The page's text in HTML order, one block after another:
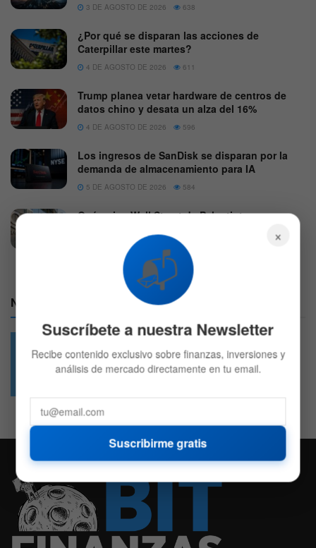
3 DE AGOSTO DE 2026 638
¿Por qué se disparan las acciones de
Caterpillar este martes?
4 DE AGOSTO DE 2026 611
Trump planea vetar hardware de centros de
datos chino y desata un alza del 16%
4 DE AGOSTO DE 2026 596
Los ingresos de SanDisk se disparan por la
demanda de almacenamiento para IA
5 DE AGOSTO DE 2026 584
Qué opina Wall Street de Palantir tras sus
4 DE AGOSTO DE 2026 572
Nuestras Redes:
49.6k 4.7k
×
📬
Suscríbete a nuestra Newsletter
Recibe contenido exclusivo sobre finanzas, inversiones y
análisis de mercado directamente en tu email.
Suscribirme gratis